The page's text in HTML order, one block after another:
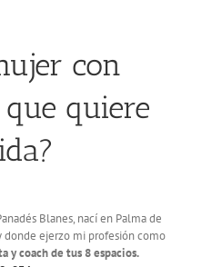
con
quiere
Blanes, nací en Palma de
donde ejerzo mi profesión como
y coach de tus 8 espacios.